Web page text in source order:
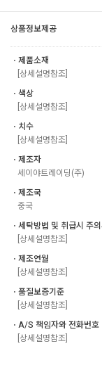
상품정보제공
ㆍ제품소재
[상세설명참조]
ㆍ색상
[상세설명참조]
ㆍ치수
[상세설명참조]
ㆍ제조자
세이야트레이딩(주)
ㆍ제조국
중국
ㆍ세탁방법 및 취급시 주
[상세설명참조]
ㆍ제조연월
[상세설명참조]
ㆍ품질보증기준
[상세설명참조]
ㆍA/S 책임자와 전화번호
[상세설명참조]